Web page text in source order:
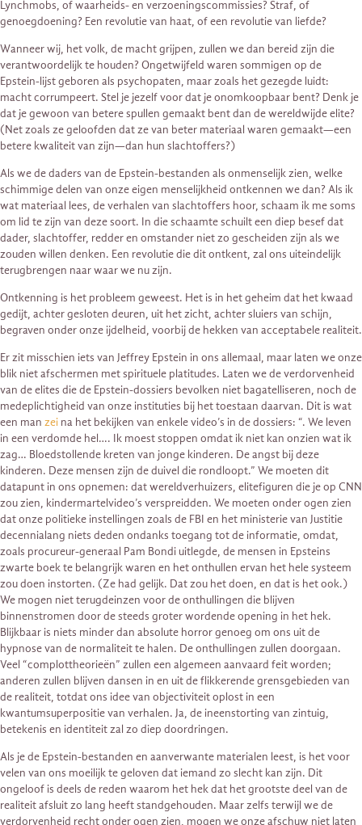
Lynchmobs, of waarheids- en verzoeningscommissies? Straf, of
genoegdoening? Een revolutie van haat, of een revolutie van liefde?
Wanneer wij, het volk, de macht grijpen, zullen we dan bereid zijn die
verantwoordelijk te houden? Ongetwijfeld waren sommigen op de
Epstein-lijst geboren als psychopaten, maar zoals het gezegde luidt:
macht corrumpeert. Stel je jezelf voor dat je onomkoopbaar bent? Denk je
dat je gewoon van betere spullen gemaakt bent dan de wereldwijde elite?
(Net zoals ze geloofden dat ze van beter materiaal waren gemaakt—een
betere kwaliteit van zijn—dan hun slachtoffers?)
Als we de daders van de Epstein-bestanden als onmenselijk zien, welke
schimmige delen van onze eigen menselijkheid ontkennen we dan? Als ik
wat materiaal lees, de verhalen van slachtoffers hoor, schaam ik me soms
om lid te zijn van deze soort. In die schaamte schuilt een diep besef dat
dader, slachtoffer, redder en omstander niet zo gescheiden zijn als we
zouden willen denken. Een revolutie die dit ontkent, zal ons uiteindelijk
terugbrengen naar waar we nu zijn.
Ontkenning is het probleem geweest. Het is in het geheim dat het kwaad
gedijt, achter gesloten deuren, uit het zicht, achter sluiers van schijn,
begraven onder onze ijdelheid, voorbij de hekken van acceptabele realiteit.
Er zit misschien iets van Jeffrey Epstein in ons allemaal, maar laten we onze
blik niet afschermen met spirituele platitudes. Laten we de verdorvenheid
van de elites die de Epstein-dossiers bevolken niet bagatelliseren, noch de
medeplichtigheid van onze instituties bij het toestaan daarvan. Dit is wat
een man zei na het bekijken van enkele video’s in de dossiers: “. We leven
in een verdomde hel…. Ik moest stoppen omdat ik niet kan onzien wat ik
zag… Bloedstollende kreten van jonge kinderen. De angst bij deze
kinderen. Deze mensen zijn de duivel die rondloopt.” We moeten dit
datapunt in ons opnemen: dat wereldverhuizers, elitefiguren die je op CNN
zou zien, kindermartelvideo’s verspreidden. We moeten onder ogen zien
dat onze politieke instellingen zoals de FBI en het ministerie van Justitie
decennialang niets deden ondanks toegang tot de informatie, omdat,
zoals procureur-generaal Pam Bondi uitlegde, de mensen in Epsteins
zwarte boek te belangrijk waren en het onthullen ervan het hele systeem
zou doen instorten. (Ze had gelijk. Dat zou het doen, en dat is het ook.)
We mogen niet terugdeinzen voor de onthullingen die blijven
binnenstromen door de steeds groter wordende opening in het hek.
Blijkbaar is niets minder dan absolute horror genoeg om ons uit de
hypnose van de normaliteit te halen. De onthullingen zullen doorgaan.
Veel “complottheorieën” zullen een algemeen aanvaard feit worden;
anderen zullen blijven dansen in en uit de flikkerende grensgebieden van
de realiteit, totdat ons idee van objectiviteit oplost in een
kwantumsuperpositie van verhalen. Ja, de ineenstorting van zintuig,
betekenis en identiteit zal zo diep doordringen.
Als je de Epstein-bestanden en aanverwante materialen leest, is het voor
velen van ons moeilijk te geloven dat iemand zo slecht kan zijn. Dit
ongeloof is deels de reden waarom het hek dat het grootste deel van de
realiteit afsluit zo lang heeft standgehouden. Maar zelfs terwijl we de
verdorvenheid recht onder ogen zien, mogen we onze afschuw niet laten